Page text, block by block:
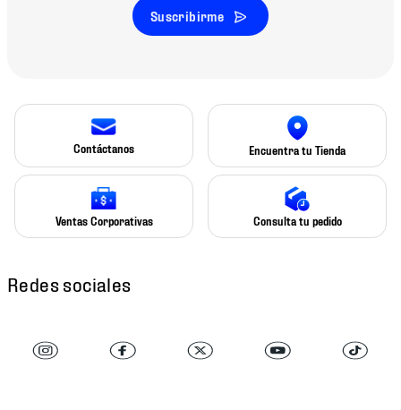
Suscribirme
Contáctanos Encuentra tu Tienda
Ventas Corporativas Consulta tu pedido
Redes sociales